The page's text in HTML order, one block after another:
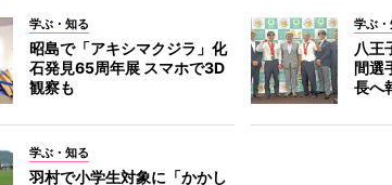
学ぶ・知る
昭島で「アキシマクジラ」化
石発見65周年展 スマホで3D
観察も
学ぶ・
八王
間選
長へ
学ぶ・知る
羽村で小学生対象に「かかし